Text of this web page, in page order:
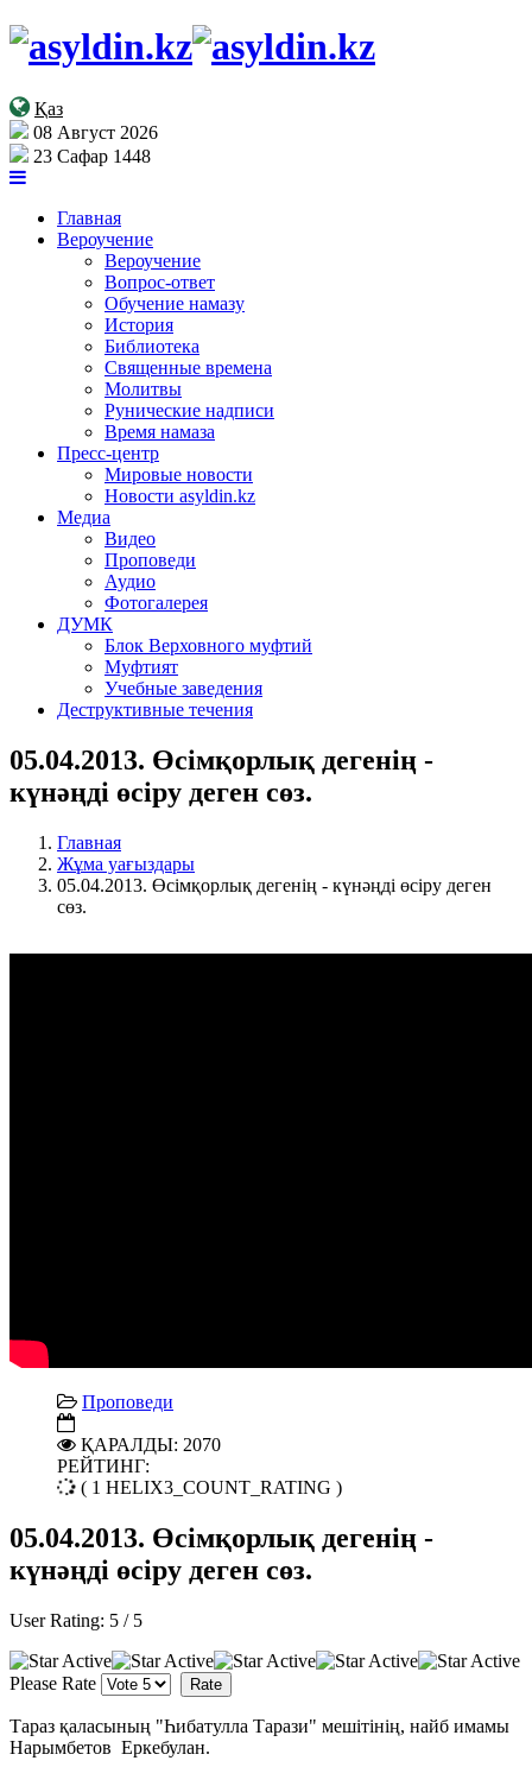
Қаз
08 Август 2026
23 Сафар 1448
Главная
Вероучение
Вероучение
Вопрос-ответ
Обучение намазу
История
Библиотека
Священные времена
Молитвы
Рунические надписи
Время намаза
Пресс-центр
Мировые новости
Новости asyldin.kz
Медиа
Видео
Проповеди
Аудио
Фотогалерея
ДУМК
Блок Верховного муфтий
Муфтият
Учебные заведения
Деструктивные течения
05.04.2013. Өсімқорлық дегенің -
күнәңді өсіру деген сөз.
Главная
Жұма уағыздары
05.04.2013. Өсімқорлық дегенің - күнәңді өсіру деген
сөз.
Проповеди
ҚАРАЛДЫ: 2070
РЕЙТИНГ:
( 1 HELIX3_COUNT_RATING )
05.04.2013. Өсімқорлық дегенің -
күнәңді өсіру деген сөз.
User Rating: 5 / 5
Please Rate
Тараз қаласының "Һибатулла Тарази" мешітінің, найб имамы
Нарымбетов Еркебулан.